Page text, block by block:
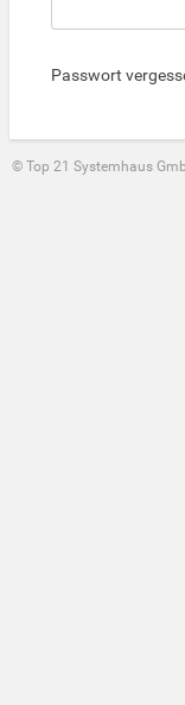
Passwort
© Top 21 Systemhaus